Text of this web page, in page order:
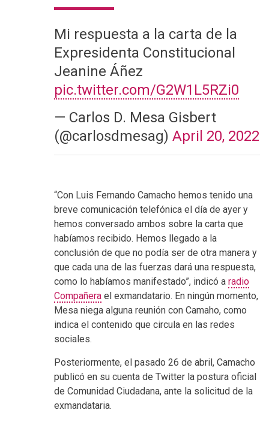
Mi respuesta a la carta de la
Expresidenta Constitucional
Jeanine Áñez
pic.twitter.com/G2W1L5RZi0
— Carlos D. Mesa Gisbert
(@carlosdmesag) April 20, 2022
“Con Luis Fernando Camacho hemos tenido una
breve comunicación telefónica el día de ayer y
hemos conversado ambos sobre la carta que
habíamos recibido. Hemos llegado a la
conclusión de que no podía ser de otra manera y
que cada una de las fuerzas dará una respuesta,
como lo habíamos manifestado”, indicó a radio
Compañera el exmandatario. En ningún momento,
Mesa niega alguna reunión con Camaho, como
indica el contenido que circula en las redes
sociales.
Posteriormente, el pasado 26 de abril, Camacho
publicó en su cuenta de Twitter la postura oficial
de Comunidad Ciudadana, ante la solicitud de la
exmandataria.